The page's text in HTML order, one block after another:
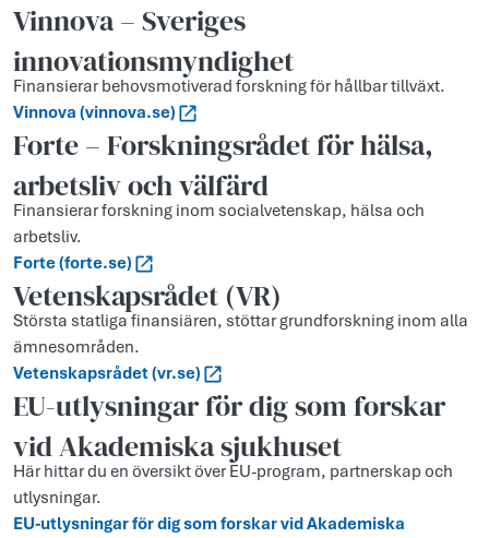
Vinnova – Sveriges
innovationsmyndighet
Finansierar behovsmotiverad forskning för hållbar tillväxt.
Vinnova (vinnova.se)
Forte – Forskningsrådet för hälsa,
arbetsliv och välfärd
Finansierar forskning inom socialvetenskap, hälsa och
arbetsliv.
Forte (forte.se)
Vetenskapsrådet (VR)
Största statliga finansiären, stöttar grundforskning inom alla
ämnesområden.
Vetenskapsrådet (vr.se)
EU-utlysningar för dig som forskar
vid Akademiska sjukhuset
Här hittar du en översikt över EU-program, partnerskap och
utlysningar.
EU-utlysningar för dig som forskar vid Akademiska